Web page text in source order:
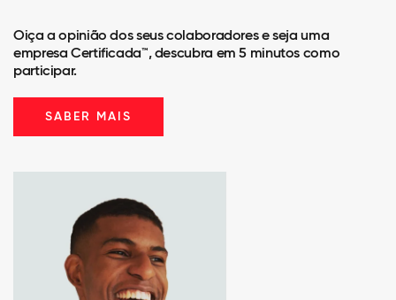
Oiça a opinião dos seus colaboradores e seja uma
empresa Certificada™, descubra em 5 minutos como
participar.
SABER MAIS